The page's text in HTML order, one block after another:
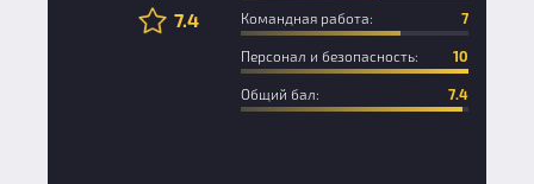
7.4 Командная работа: 7
Персонал и безопасность: 10
Общий бал: 7.4